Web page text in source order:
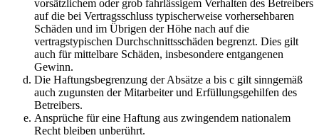
vorsätzlichem oder grob fahrlässigem Verhalten des Betreibers
auf die bei Vertragsschluss typischerweise vorhersehbaren
Schäden und im Übrigen der Höhe nach auf die
vertragstypischen Durchschnittsschäden begrenzt. Dies gilt
auch für mittelbare Schäden, insbesondere entgangenen
Gewinn.
Die Haftungsbegrenzung der Absätze a bis c gilt sinngemäß
auch zugunsten der Mitarbeiter und Erfüllungsgehilfen des
Betreibers.
Ansprüche für eine Haftung aus zwingendem nationalem
Recht bleiben unberührt.